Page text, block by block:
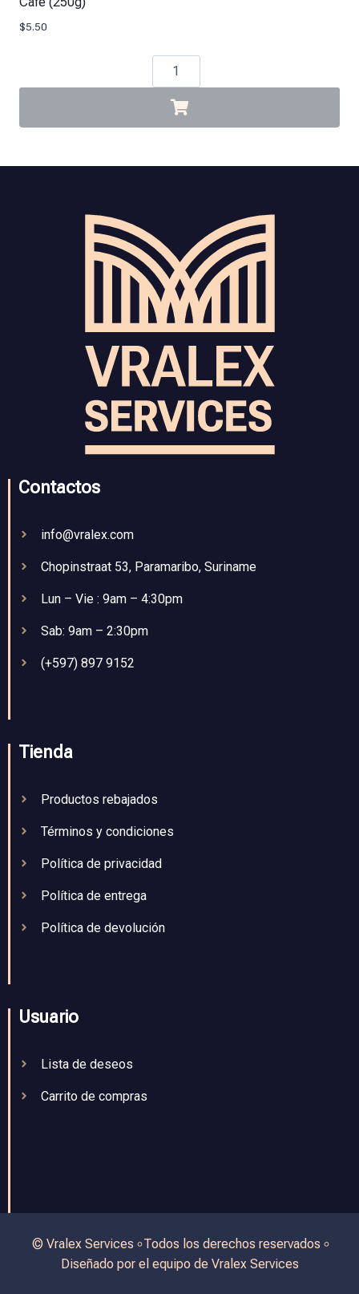
$5.50
Contactos
info@vralex.com
Chopinstraat 53, Paramaribo, Suriname
Lun – Vie : 9am – 4:30pm
Sab: 9am – 2:30pm
(+597) 897 9152
Tienda
Productos rebajados
Términos y condiciones
Política de privacidad
Política de entrega
Política de devolución
Usuario
Lista de deseos
Carrito de compras
© Vralex Services ৹ Todos los derechos reservados ৹
Diseñado por el equipo de Vralex Services